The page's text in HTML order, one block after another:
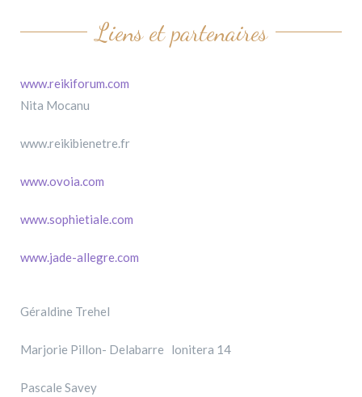
Liens et partenaires
www.reikiforum.com
Nita Mocanu
www.reikibienetre.fr
www.ovoia.com
www.sophietiale.com
www.jade-allegre.com
Géraldine Trehel
Marjorie Pillon- Delabarre lonitera 14
Pascale Savey